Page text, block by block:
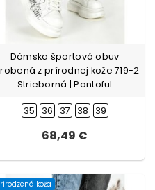
Dámska športová obuv
z prírodnej kože 719-2
Strieborná | Pantoful
35 36 37 38 39
68,49 €
koža